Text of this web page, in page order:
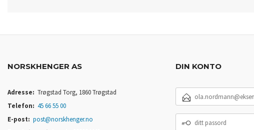
NORSKHENGER AS
Adresse: Trøgstad Torg, 1860 Trøgstad
Telefon: 45 66 55 00
E-post: post@norskhenger.no
DIN KONTO
POSTADRESSE
PASSORD